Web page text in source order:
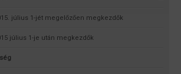
július 1-jét megelőzően megkezdők
július 1-je után megkezdők